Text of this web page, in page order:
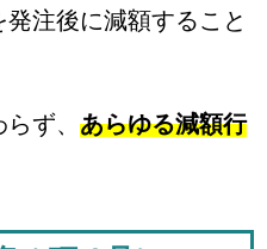
注後に減額すること
らず、あらゆる減額行